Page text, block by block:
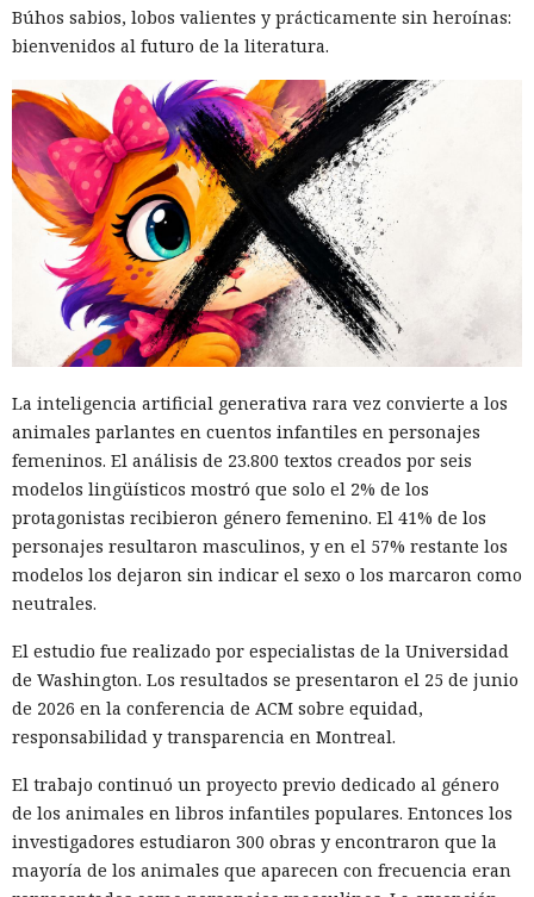
Búhos sabios, lobos valientes y prácticamente sin heroínas:
bienvenidos al futuro de la literatura.
La inteligencia artificial generativa rara vez convierte a los
animales parlantes en cuentos infantiles en personajes
femeninos. El análisis de 23.800 textos creados por seis
modelos lingüísticos mostró que solo el 2% de los
protagonistas recibieron género femenino. El 41% de los
personajes resultaron masculinos, y en el 57% restante los
modelos los dejaron sin indicar el sexo o los marcaron como
neutrales.
El estudio fue realizado por especialistas de la Universidad
de Washington. Los resultados se presentaron el 25 de junio
de 2026 en la conferencia de ACM sobre equidad,
responsabilidad y transparencia en Montreal.
El trabajo continuó un proyecto previo dedicado al género
de los animales en libros infantiles populares. Entonces los
investigadores estudiaron 300 obras y encontraron que la
mayoría de los animales que aparecen con frecuencia eran